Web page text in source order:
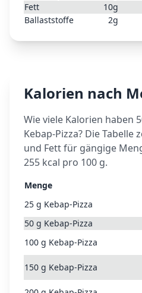
Fett
10g
Ballaststoffe
2g
Kalorien nach
Wie viele Kalorien haben
Kebap-Pizza? Die Tabelle
und Fett für gängige
255 kcal pro 100 g.
Menge
25 g Kebap-Pizza
50 g Kebap-Pizza
100 g Kebap-Pizza
150 g Kebap-Pizza